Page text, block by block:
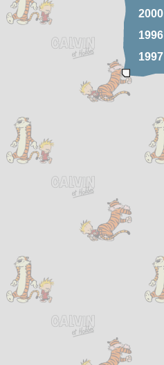
2000
1996
1997